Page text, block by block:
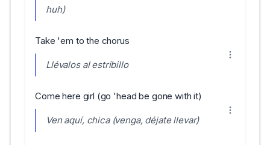
huh)
Take 'em to the chorus
Llévalos al estribillo
Come here girl (go 'head be gone with it)
Ven aquí, chica (venga, déjate llevar)